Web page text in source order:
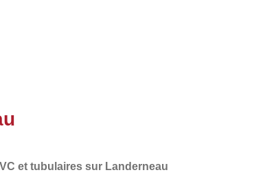
et tubulaires sur Landerneau